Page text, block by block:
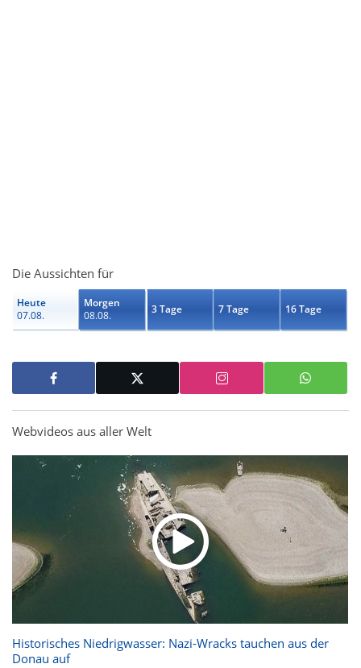
Die Aussichten für
Heute
07.08.
Morgen
08.08.
3 Tage 7 Tage 16 Tage
Webvideos aus aller Welt
Historisches Niedrigwasser: Nazi-Wracks tauchen aus der
Donau auf